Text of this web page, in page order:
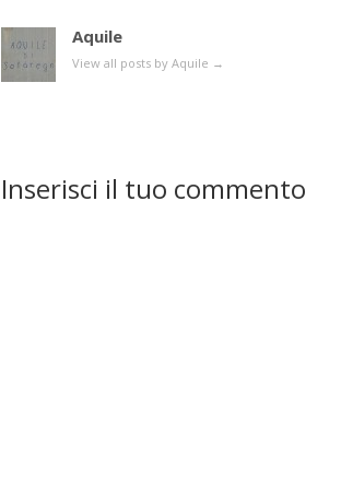
Aquile
View all posts by Aquile →
Inserisci il tuo commento